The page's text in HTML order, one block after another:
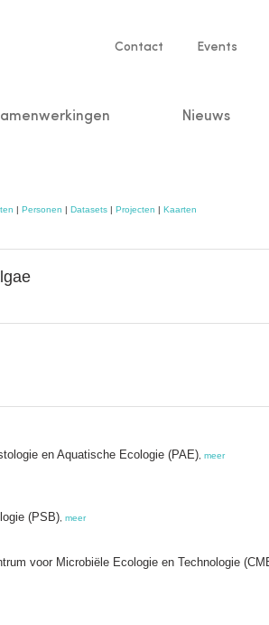
Service
Contact Events
Nieuws
| Personen | Datasets| Projecten | Kaarten
en Aquatische Ecologie (PAE) meer
(PSB) meer
voor Microbiële Ecologie en Technologie